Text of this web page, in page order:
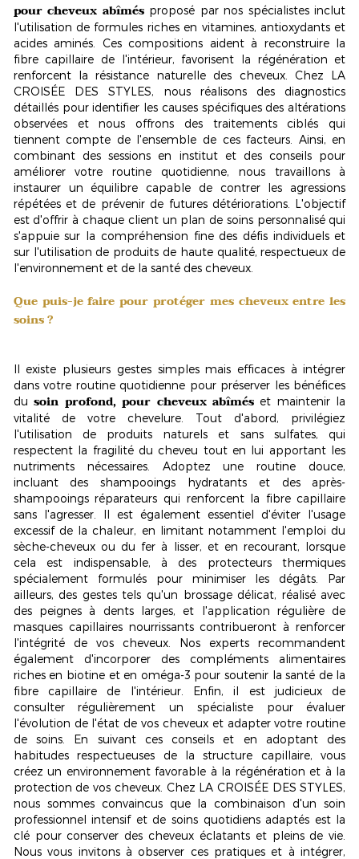
pour cheveux abîmésproposé par nos spécialistes inclut
l'utilisation de formules riches en vitamines, antioxydants et
acides aminés . Ces compositions aident à reconstruire la
fibre capillaire de l'intérieur, favorisent la régénération et
renforcent la résistance naturelle des cheveux. Chez LA
CROISÉE DES STYLES, nous réalisons des diagnostics
détaillés pour identifier les causes spécifiques des altérations
observées et nous offrons des traitements ciblés qui
tiennent compte de l'ensemble de ces facteurs. Ainsi, en
combinant des sessions en institut et des conseils pour
améliorer votre routine quotidienne, nous travaillons à
instaurer un équilibre capable de contrer les agressions
répétées et de prévenir de futures détériorations. L'objectif
est d'offrir à chaque client un plan de soins personnalisé qui
s'appuie sur la compréhension fine des défis individuels et
sur l'utilisation de produits de haute qualité, respectueux de
l'environnement et de la santé des cheveux.
Que puis-je faire pour protéger mes cheveux entre les
soins ?
Il existe plusieurs gestes simples mais efficaces à intégrer
dans votre routine quotidienne pour préserver les bénéfices
dusoin profond, pour cheveux abîméset maintenir la
vitalité de votre chevelure. Tout d'abord, privilégiez
l'utilisation de produits naturels et sans sulfates, qui
respectent la fragilité du cheveu tout en lui apportant les
nutriments nécessaires. Adoptez une routine douce,
incluant des shampooings hydratants et des après-
shampooings réparateurs qui renforcent la fibre capillaire
sans l'agresser. Il est également essentiel d'éviter l'usage
excessif de la chaleur, en limitant notamment l'emploi du
sèche-cheveux ou du fer à lisser, et en recourant, lorsque
cela est indispensable, à des protecteurs thermiques
spécialement formulés pour minimiser les dégâts. Par
ailleurs, des gestes tels qu'un brossage délicat, réalisé avec
des peignes à dents larges, et l'application régulière de
masques capillaires nourrissants contribueront à renforcer
l'intégrité de vos cheveux. Nos experts recommandent
également d'incorporer des compléments alimentaires
riches en biotine et en oméga-3 pour soutenir la santé de la
fibre capillaire de l'intérieur. Enfin, il est judicieux de
consulter régulièrement un spécialiste pour évaluer
l'évolution de l'état de vos cheveux et adapter votre routine
de soins. En suivant ces conseils et en adoptant des
habitudes respectueuses de la structure capillaire, vous
créez un environnement favorable à la régénération et à la
protection de vos cheveux. Chez LA CROISÉE DES STYLES,
nous sommes convaincus que la combinaison d'un soin
professionnel intensif et de soins quotidiens adaptés est la
clé pour conserver des cheveux éclatants et pleins de vie.
Nous vous invitons à observer ces pratiques et à intégrer,